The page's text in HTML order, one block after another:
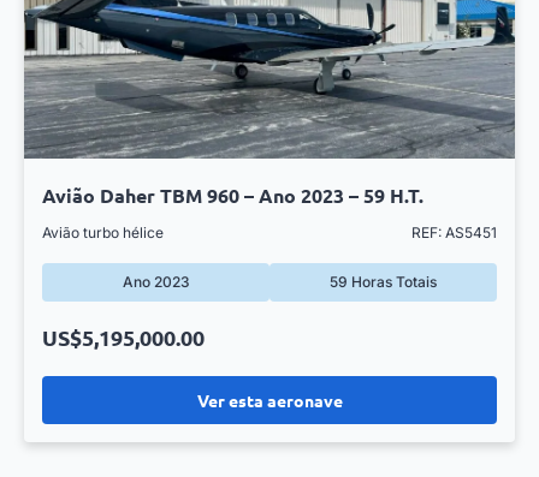
Avião Daher TBM 960 – Ano 2023 – 59 H.T.
Avião turbo hélice REF: AS5451
Ano 2023 59 Horas Totais
Ver esta aeronave
US$5,195,000.00